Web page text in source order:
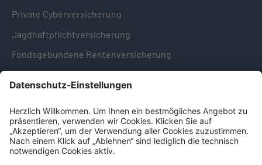
Private Cyberversicherung
Jagdhaftpflichtversicherung
Fondsgebundene Rentenversicherung
Hinweise & Informationen
Impressum
Datenschutz